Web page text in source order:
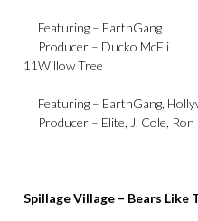
Featuring – EarthGang
Producer – Ducko McFli
11Willow Tree
Featuring – EarthGang,
Producer – Elite, J. Cole,
Spillage Village – Bears Like